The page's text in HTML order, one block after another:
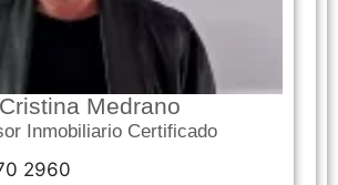
Cristina Medrano
Inmobiliario Certificado
2960